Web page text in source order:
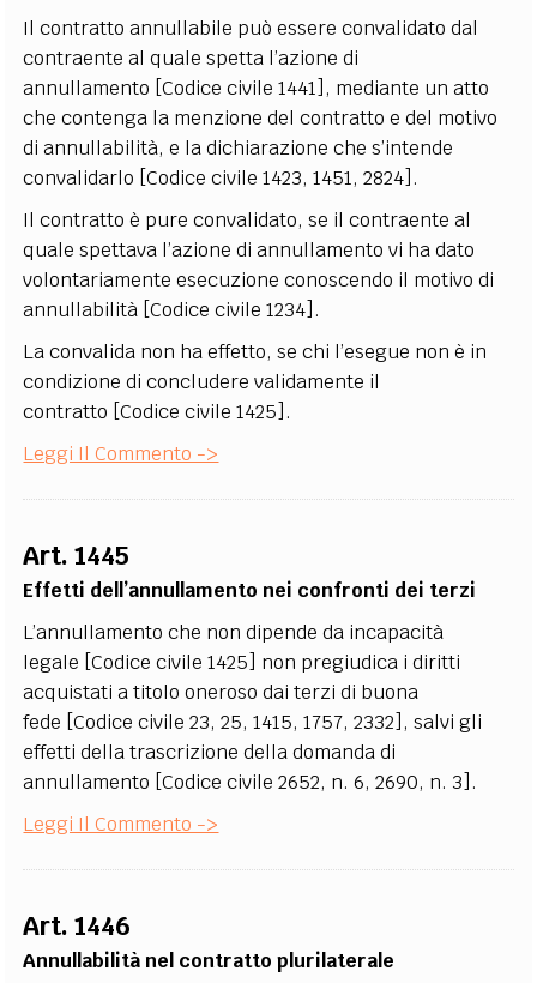
Il contratto annullabile può essere convalidato dal
contraente al quale spetta l’azione di
annullamento [Codice civile 1441], mediante un atto
che contenga la menzione del contratto e del motivo
di annullabilità, e la dichiarazione che s’intende
convalidarlo [Codice civile 1423, 1451, 2824].
Il contratto è pure convalidato, se il contraente al
quale spettava l’azione di annullamento vi ha dato
volontariamente esecuzione conoscendo il motivo di
annullabilità [Codice civile 1234].
La convalida non ha effetto, se chi l’esegue non è in
condizione di concludere validamente il
contratto [Codice civile 1425].
Leggi Il Commento ->
Art. 1445
Effetti dell’annullamento nei confronti dei terzi
L’annullamento che non dipende da incapacità
legale [Codice civile 1425] non pregiudica i diritti
acquistati a titolo oneroso dai terzi di buona
fede [Codice civile 23, 25, 1415, 1757, 2332], salvi gli
effetti della trascrizione della domanda di
annullamento [Codice civile 2652, n. 6, 2690, n. 3].
Leggi Il Commento ->
Art. 1446
Annullabilità nel contratto plurilaterale